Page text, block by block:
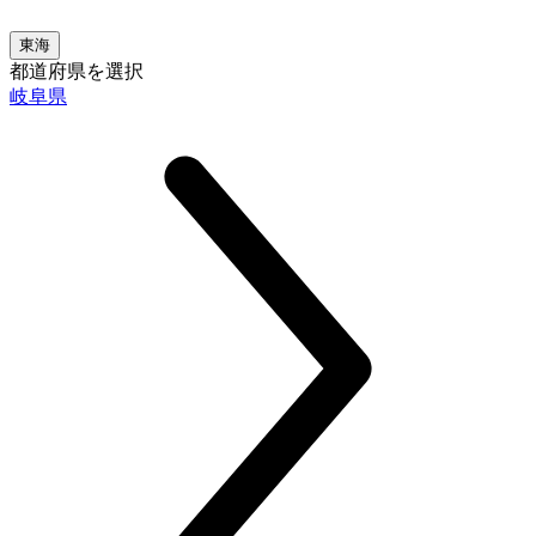
東海
都道府県を選択
岐阜県